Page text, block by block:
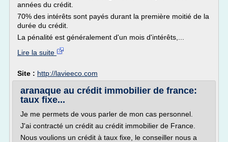
années du crédit.
70% des intérêts sont payés durant la première moitié de la
durée du crédit.
La pénalité est généralement d'un mois d'intérêts,...
Lire la suite
Site : http://lavieeco.com
aranaque au crédit immobilier de france:
taux fixe...
Je me permets de vous parler de mon cas personnel.
J'ai contracté un crédit au crédit immobilier de France.
Nous voulions un crédit à taux fixe, le conseiller nous a